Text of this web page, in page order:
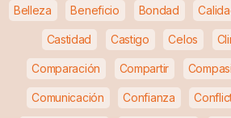
Belleza Beneficio Bondad
Castidad Castigo Celos
Comparación Compartir
Comunicación Confianza